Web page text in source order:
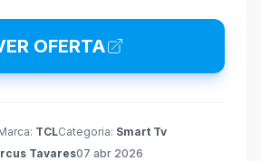
OFERTA
TCLCategoria: Smart Tv
Tavares07 abr 2026